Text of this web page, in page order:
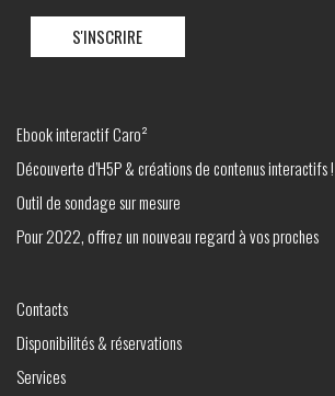
Ebook interactif Caro²
Découverte d’H5P & créations de contenus interactifs !
Outil de sondage sur mesure
Pour 2022, offrez un nouveau regard à vos proches
Contacts
Disponibilités & réservations
Services